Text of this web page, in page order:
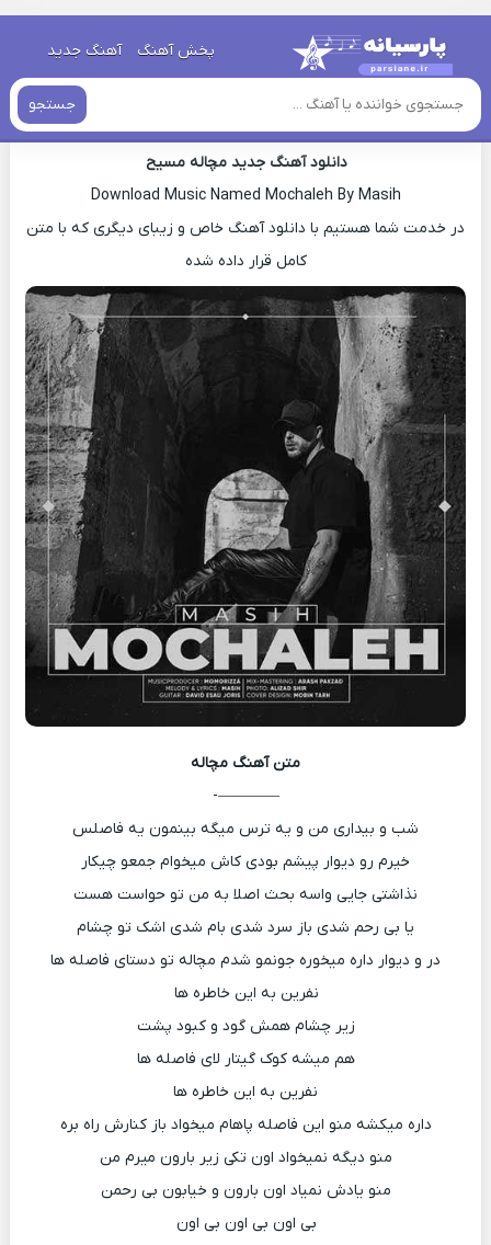
پخش آهنگ آهنگ جدید
جستجو
خانه » دانلود آهنگ جدید
اهنگ مسیح مچاله جدید
دانلود آهنگ جدید مچاله مسیح
Download Music Named Mochaleh By Masih
در خدمت شما هستیم با دانلود آهنگ خاص و زیبای دیگری که با متن
کامل قرار داده شده
متن آهنگ مچاله
————-
شب و بیداری من و یه ترس میگه بینمون یه فاصلس
خیرم رو دیوار پیشم بودی کاش میخوام جمعو چیکار
نذاشتی جایی واسه بحث اصلا به من تو حواست هست
یا بی رحم شدی باز سرد شدی بام شدی اشک تو چشام
در و دیوار داره میخوره جونمو شدم مچاله تو دستای فاصله ها
نفرین به این خاطره ها
زیر چشام همش گود و کبود پشت
هم میشه کوک گیتار لای فاصله ها
نفرین به این خاطره ها
داره میکشه منو این فاصله پاهام میخواد باز کنارش راه بره
منو دیگه نمیخواد اون تکی زیر بارون میرم من
منو یادش نمیاد اون بارون و خیابون بی رحمن
بی اون بی اون بی اون